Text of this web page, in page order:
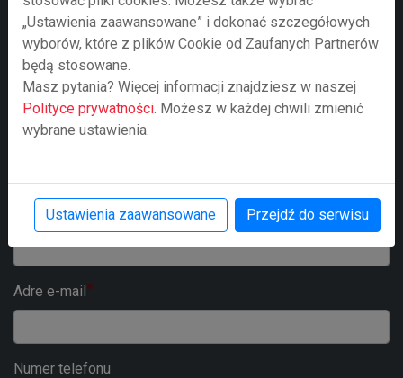
temat? Skontaktuj się z
nami za pomocą poniższego
formularza.
Twoje imie i nazwisko
Nazwa firmy
Adre e-mail
Numer telefonu
„Ustawienia zaawansowane” i dokonać szczegółowych
wyborów, które z plików Cookie od Zaufanych Partnerów
będą stosowane.
Masz pytania? Więcej informacji znajdziesz w naszej
Polityce prywatności . Możesz w każdej chwili zmienić
wybrane ustawienia.
Ustawienia zaawansowane Przejdź do serwisu